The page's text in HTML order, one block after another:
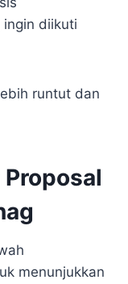
diikuti
runtut dan
menunjukkan